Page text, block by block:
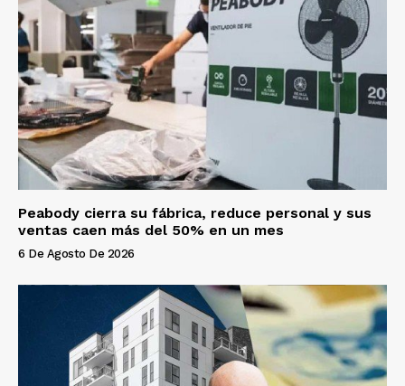
Peabody cierra su fábrica, reduce personal y sus
ventas caen más del 50% en un mes
6 De Agosto De 2026